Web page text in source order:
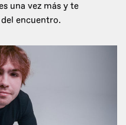
una vez más y te
encuentro.